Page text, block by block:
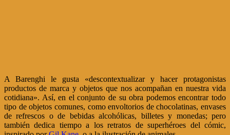
A Barenghi le gusta «descontextualizar y hacer protagonistas
productos de marca y objetos que nos acompañan en nuestra vida
cotidiana». Así, en el conjunto de su obra podemos encontrar todo
tipo de objetos comunes, como envoltorios de chocolatinas, envases
de refrescos o de bebidas alcohólicas, billetes y monedas; pero
también dedica tiempo a los retratos de superhéroes del cómic,